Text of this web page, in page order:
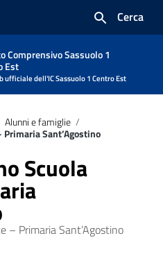
Cerca
Comprensivo Sassuolo 1
Est
ufficiale dell'IC Sassuolo 1 Centro Est
Alunni e famiglie /
Sant’Agostino
Scuola
– Primaria Sant’Agostino